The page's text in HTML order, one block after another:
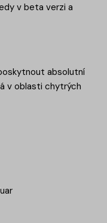
v beta verzi a
absolutní
v oblasti chytrých